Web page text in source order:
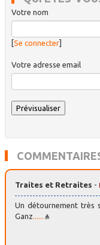
Votre nom
Se connecter]
Votre adresse email
Traites et Retraites -
Un détournement très
Ganz......